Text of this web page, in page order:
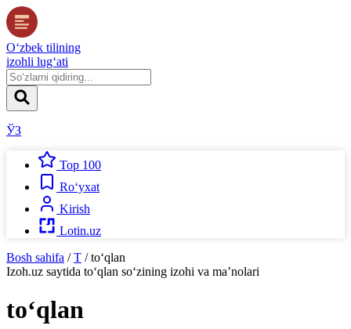
O‘zbek tilining
izohli lug‘ati
ЎЗ
Top 100
Ro‘yxat
Kirish
Lotin.uz
Bosh sahifa / T / to‘qlan
Izoh.uz saytida to‘qlan so‘zining izohi va ma’nolari
to‘qlan